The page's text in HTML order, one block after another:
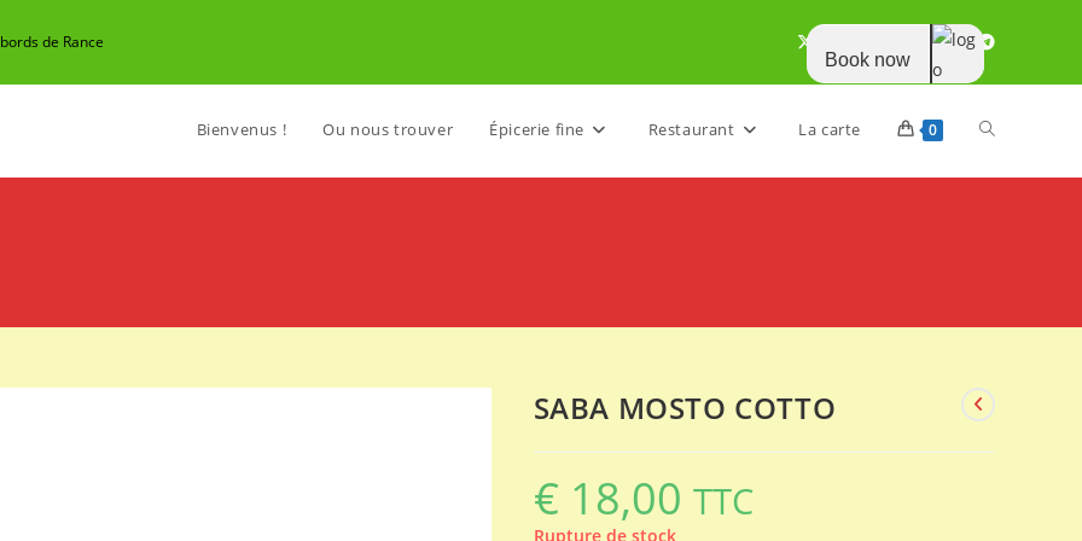
de Rance
Bienvenus ! Ou nous trouver Épicerie fine Restaurant La carte 0 Toggle
SABA MOSTO COTTO
€ 18,00 TTC
Rupture de stock
Book now